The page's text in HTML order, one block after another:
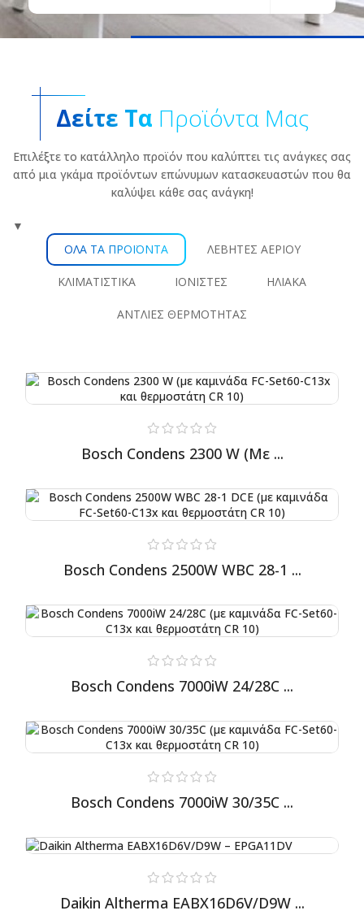
Δείτε Τα Προϊόντα Μας
Επιλέξτε το κατάλληλο προϊόν που καλύπτει τις ανάγκες σας
από μια γκάμα προϊόντων επώνυμων κατασκευαστών που θα
καλύψει κάθε σας ανάγκη!
▼
ΌΛΑ ΤΑ ΠΡΟΪΌΝΤΑ
ΛΈΒΗΤΕΣ ΑΕΡΊΟΥ
ΚΛΙΜΑΤΙΣΤΙΚΆ ΙΟΝΙΣΤΈΣ ΗΛΙΑΚΆ
ΑΝΤΛΊΕΣ ΘΕΡΜΌΤΗΤΑΣ
Bosch Condens 2300 W (με ...
Bosch Condens 2500W WBC 28-1 ...
Bosch Condens 7000iW 24/28C ...
Bosch Condens 7000iW 30/35C ...
Daikin Altherma EABX16D6V/D9W ...